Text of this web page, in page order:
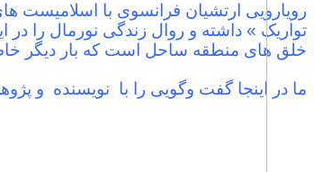
رویارویی ارتشیان فرانسوی با اسلامیست
تواریک » داشته و روال زندگی نورمال را در
خلق های منطقه ساحل است که بار دیگر
ما در اینجا گفت وگویی را با نویسنده و